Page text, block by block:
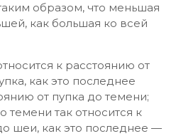
образом, что меньшая
как большая ко всей
к расстоянию от
как это последнее
от пупка до темени;
темени так относится к
шеи, как это последнее —